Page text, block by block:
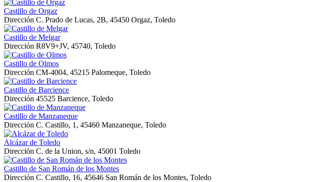
Castillo de Orgaz
Dirección C. Prado de Lucas, 2B, 45450 Orgaz, Toledo
Castillo de Melgar
Dirección R8V9+JV, 45740, Toledo
Castillo de Olmos
Dirección CM-4004, 45215 Palomeque, Toledo
Castillo de Barcience
Dirección 45525 Barcience, Toledo
Castillo de Manzaneque
Dirección C. Castillo, 1, 45460 Manzaneque, Toledo
Alcázar de Toledo
Dirección C. de la Union, s/n, 45001 Toledo
Castillo de San Román de los Montes
Dirección C. Castillo, 16, 45646 San Román de los Montes, Toledo